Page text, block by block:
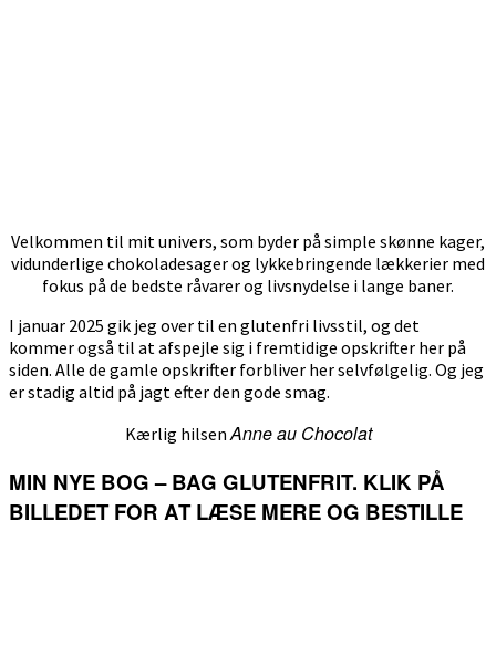
Velkommen til mit univers, som byder på simple skønne kager,
vidunderlige chokoladesager og lykkebringende lækkerier med
fokus på de bedste råvarer og livsnydelse i lange baner.
I januar 2025 gik jeg over til en glutenfri livsstil, og det
kommer også til at afspejle sig i fremtidige opskrifter her på
siden. Alle de gamle opskrifter forbliver her selvfølgelig. Og jeg
er stadig altid på jagt efter den gode smag.
Kærlig hilsenAnne au Chocolat
MIN NYE BOG – BAG GLUTENFRIT. KLIK PÅ
BILLEDET FOR AT LÆSE MERE OG BESTILLE